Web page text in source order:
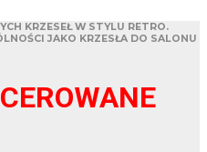
KRZESEŁ W STYLU RETRO.
JAKO KRZESŁA DO SALONU